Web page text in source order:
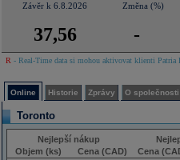
Závěr k 6.8.2026 Změna (%)
37,56 -
R - Real-Time data si mohou aktivovat klienti
Online Historie Zprávy O společnosti
Toronto
Nejlepší nákup
Objem (ks)
Cena (CAD)
Cena